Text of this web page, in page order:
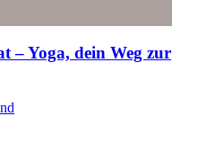
– Yoga, dein Weg zur